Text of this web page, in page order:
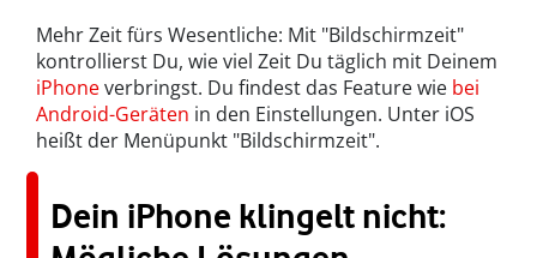
Mehr Zeit fürs Wesentliche: Mit "Bildschirmzeit"
kontrollierst Du, wie viel Zeit Du täglich mit Deinem
iPhoneverbringst. Du findest das Feature wie bei
Android-Geräten in den Einstellungen. Unter iOS
heißt der Menüpunkt "Bildschirmzeit".
Dein iPhone klingelt nicht: